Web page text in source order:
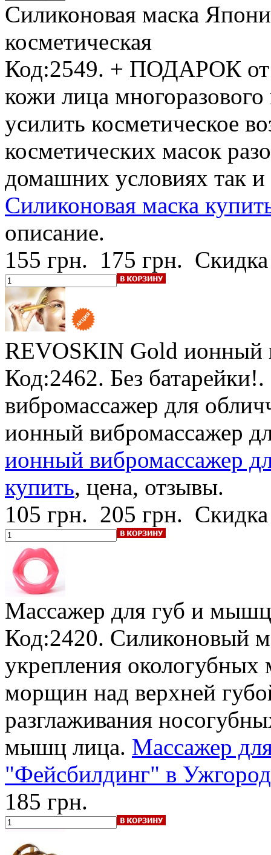
Силиконовая маска
косметическая
Код:2549. + ПОДАРОК от
кожи лица
усилить косметическое
косметических масок
домашних условиях так и
Силиконовая маска
описание.
155 грн. 175 грн.
REVOSKIN Gold ионный
Код:2462. Без батарейки!.
вибромассажер для
ионный вибромассажер
ионный вибромассажер
купить, цена, отзывы.
105 грн. 205 грн.
Массажер для губ и
Код:2420. Силиконовый
укрепления
морщин над верхней
разглаживания
мышц лица. Массажер
"Фейсбилдинг" в
185 грн.